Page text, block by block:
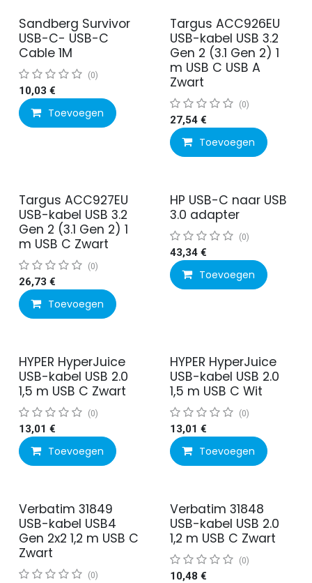
Sandberg Survivor
USB-C- USB-C
Cable 1M
(0)
10,03 €
Toevoegen
Targus ACC926EU
USB-kabel USB 3.2
Gen 2 (3.1 Gen 2) 1
m USB C USB A
Zwart
(0)
27,54€
Toevoegen
Targus ACC927EU
USB-kabel USB 3.2
Gen 2 (3.1 Gen 2) 1
m USB C Zwart
(0)
26,73 €
Toevoegen
HP USB-C naar USB
3.0 adapter
(0)
43,34€
Toevoegen
HYPER HyperJuice
USB-kabel USB 2.0
1,5 m USB C Zwart
(0)
13,01 €
Toevoegen
HYPER HyperJuice
USB-kabel USB 2.0
1,5 m USB C Wit
(0)
13,01 €
Toevoegen
Verbatim 31849
USB-kabel USB4
Gen 2x2 1,2 m USB C
Zwart
(0)
Verbatim 31848
USB-kabel USB 2.0
1,2 m USB C Zwart
(0)
10,48 €